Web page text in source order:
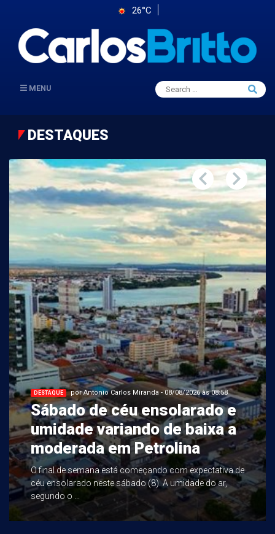
26°C
MENU
Search
for:
Search
DESTAQUES
DESTAQUE por Antonio Carlos Miranda - 08/08/2026 às 08:58
Sábado de céu ensolarado e
umidade variando de baixa a
moderada em Petrolina
O final de semana está começando com expectativa de
céu ensolarado neste sábado (8). A umidade do ar,
segundo o ...